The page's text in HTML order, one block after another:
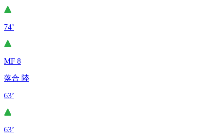
74’
MF 8
落合 陸
63’
63’